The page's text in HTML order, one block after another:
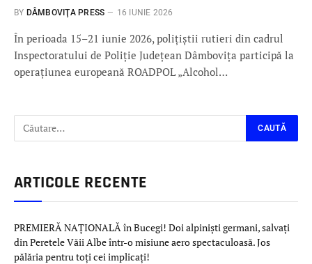
BY DÂMBOVIŢA PRESS 16 IUNIE 2026
În perioada 15–21 iunie 2026, polițiștii rutieri din cadrul
Inspectoratului de Poliție Județean Dâmbovița participă la
operațiunea europeană ROADPOL „Alcohol…
ARTICOLE RECENTE
PREMIERĂ NAȚIONALĂ în Bucegi! Doi alpiniști germani, salvați
din Peretele Văii Albe într-o misiune aero spectaculoasă. Jos
pălăria pentru toți cei implicați!